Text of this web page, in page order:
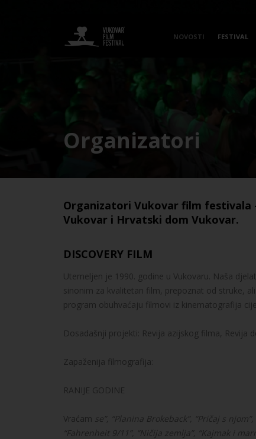
NOVOSTI FESTIVAL
Organizatori
Organizatori Vukovar film festivala
Vukovar i Hrvatski dom Vukovar.
DISCOVERY FILM
Utemeljen je 1990. godine u Vukovaru. Naša
sinonim za kvalitetan film, prepoznat od struke,
program obuhvaćaju filmovi iz kinematografija
Dosadašnji projekti: Revija azijskog filma, Revija
Zapaženija filmografija:
RANIJE GODINE
Vraćam se”, “Planina Brokeback”, “Pričaj s
“Fahrenheit 9/11”, “Ničija zemlja”, “Kajmak i